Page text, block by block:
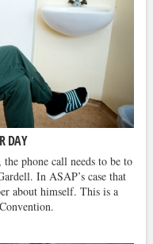
DAY
phone call needs to be to
In ASAP’s case that
about himself. This is a